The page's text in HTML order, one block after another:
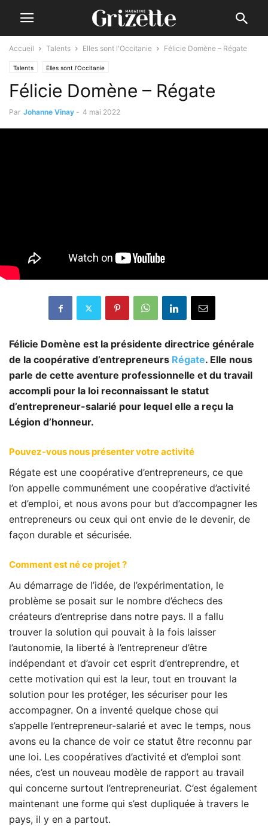
Accueil Talents Elles sont l'Occitanie Félicie Domène – Régate
Talents Elles sont l'Occitanie
Félicie Domène – Régate
Par Johanne Vinay - 4 mai 2022
Félicie Domène est la présidente directrice générale
de la coopérative d’entrepreneurs Régate. Elle nous
parle de cette aventure professionnelle et du travail
accompli pour la loi reconnaissant le statut
d’entrepreneur-salarié pour lequel elle a reçu la
Légion d’honneur.
Pouvez-vous nous présenter votre activité
Régate est une coopérative d’entrepreneurs, ce que
l’on appelle communément une coopérative d’activité
et d’emploi, et nous avons pour but d’accompagner les
entrepreneurs ou ceux qui ont envie de le devenir, de
façon durable et sécurisée.
Comment est né ce projet ?
Au démarrage de l’idée, de l’expérimentation, le
problème se posait sur le nombre d’échecs des
créateurs d’entreprise dans notre pays. Il a fallu
trouver la solution qui pouvait à la fois laisser
l’autonomie, la liberté à l’entrepreneur d’être
indépendant et d’avoir cet esprit d’entreprendre, et
cette motivation qui est la leur, tout en trouvant la
solution pour les protéger, les sécuriser pour les
accompagner. On a inventé quelque chose qui
s’appelle l’entrepreneur-salarié et avec le temps, nous
avons eu la chance de voir ce statut être reconnu par
une loi. Les coopératives d’activité et d’emploi sont
nées, c’est un nouveau modèle de rapport au travail
qui concerne surtout l’entrepreneuriat. C’est également
maintenant une forme qui s’est dupliquée à travers le
pays, il y en a partout.